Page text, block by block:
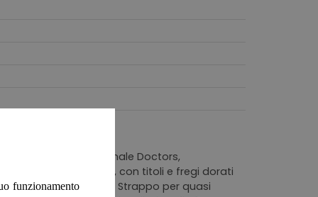
Editori. Titolo originale Doctors,
in similpelle marrone , con titoli e fregi dorati
al piede del dorso. Strappo per quasi
funzionamento